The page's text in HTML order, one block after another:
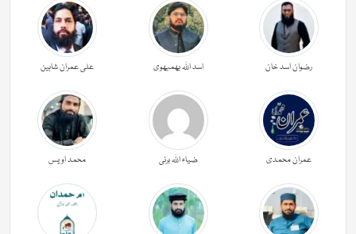
رضوان اسد خان اسد اللہ بھمبھوی علی عمران شاہین
عمران محمدی ضیاء اللہ برنی محمد اویس